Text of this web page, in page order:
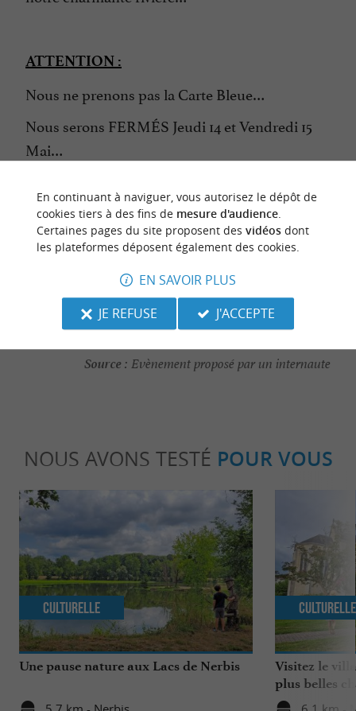
ATTENTION :
Nous ne prenons pas la Carte Bleue…
Nous serons FERMÉS Jeudi 14 et Vendredi 15
Mai…
CONTACTER L'ORGANISATEUR
SITE INTERNET DE L'ÉVÈNEMENT
dernière mise à jour :12/05/2026 à 09:24:52
Source : Evènement proposé par un internaute
NOUS AVONS TESTÉ POUR VOUS
Une pause nature aux Lacs de Nerbis
Culturelle
Visitez le
plus belles
Culturelle
En continuant à naviguer, vous autorisez le dépôt de
cookies tiers à des fins de mesure d'audience.
Certaines pages du site proposent des vidéosdont
les plateformes déposent également des cookies.
EN SAVOIR PLUS
JE REFUSE
J'ACCEPTE